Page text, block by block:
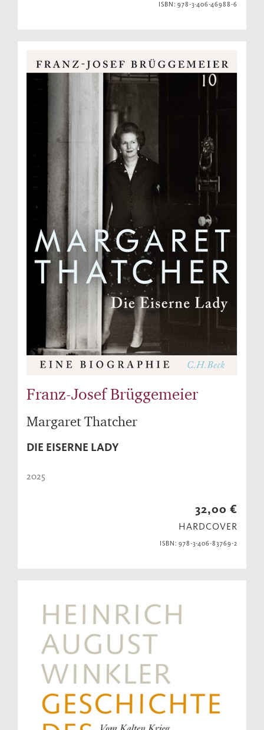
ISBN: 978-3-406-46988-6
Franz-Josef Brüggemeier
Margaret Thatcher
DIE EISERNE LADY
2025
32,00 €
HARDCOVER
ISBN: 978-3-406-83769-2